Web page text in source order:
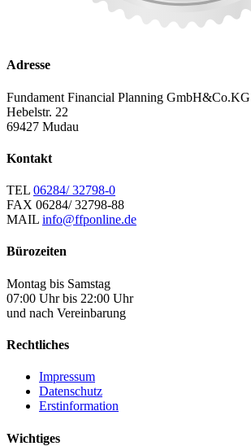
Adresse
Fundament Financial Planning GmbH&Co.KG
Hebelstr. 22
69427 Mudau
Kontakt
TEL 06284/ 32798-0
FAX 06284/ 32798-88
MAIL info@ffponline.de
Bürozeiten
Montag bis Samstag
07:00 Uhr bis 22:00 Uhr
und nach Vereinbarung
Rechtliches
Impressum
Datenschutz
Erstinformation
Wichtiges